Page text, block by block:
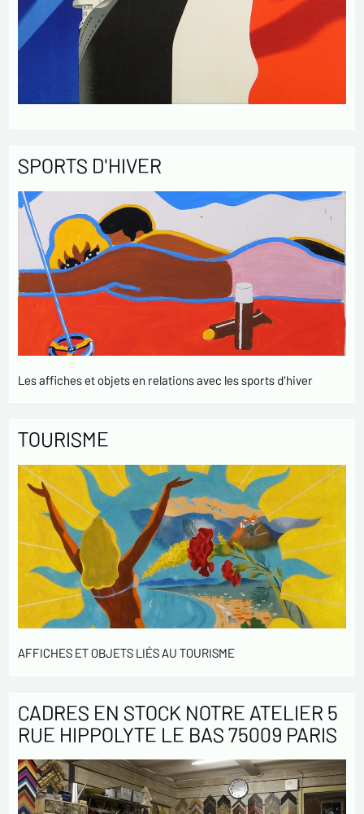
SPORTS D'HIVER
Les affiches et objets en relations avec les sports d'hiver
TOURISME
AFFICHES ET OBJETS LIÉS AU TOURISME
CADRES EN STOCK NOTRE ATELIER 5
RUE HIPPOLYTE LE BAS 75009 PARIS